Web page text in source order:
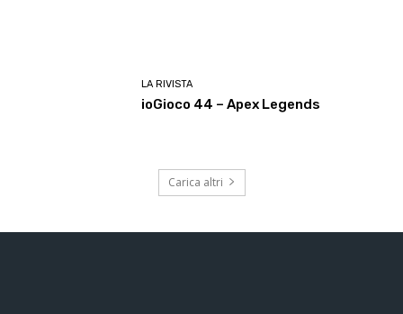
LA RIVISTA
ioGioco 44 – Apex Legends
Carica altri